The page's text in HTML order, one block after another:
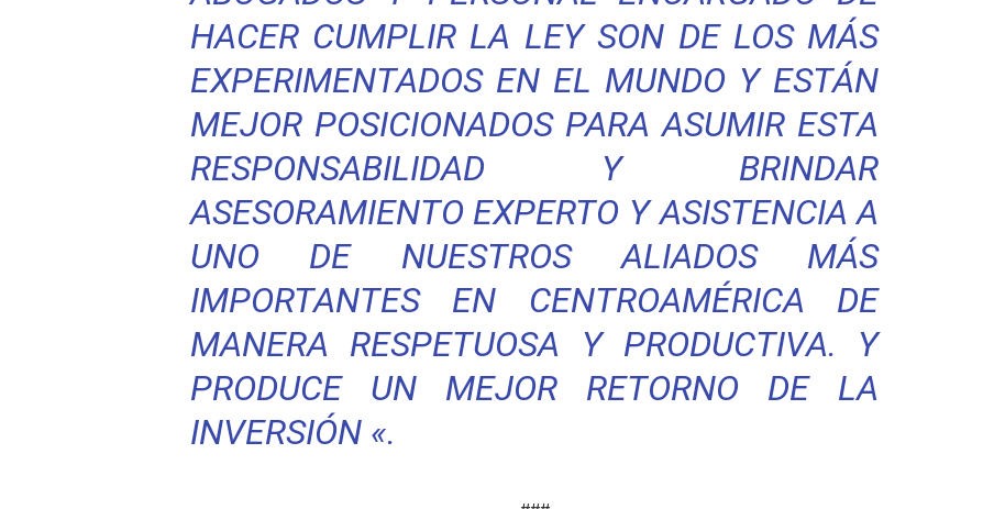
HACER CUMPLIR LA LEY SON DE LOS MÁS
EXPERIMENTADOS EN EL MUNDO Y ESTÁN
MEJOR POSICIONADOS PARA ASUMIR ESTA
RESPONSABILIDAD Y BRINDAR
ASESORAMIENTO EXPERTO Y ASISTENCIA A
UNO DE NUESTROS ALIADOS MÁS
IMPORTANTES EN CENTROAMÉRICA DE
MANERA RESPETUOSA Y PRODUCTIVA. Y
PRODUCE UN MEJOR RETORNO DE LA
INVERSIÓN «.